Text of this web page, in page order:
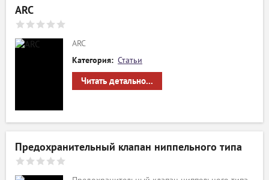
ARC
ARC
Категория: Статьи
Читать детально...
Предохранительный клапан ниппельного типа